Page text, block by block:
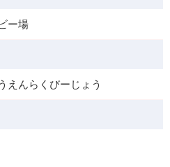
ー場
えんらくびーじょう